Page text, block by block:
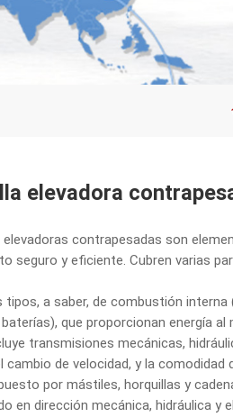
elevadora
contrapesadas son
seguro y eficiente. Cubren varias
tipos, a saber, de combustión
que proporcionan energía al
transmisiones mecánicas,
de velocidad, y la comodidad
por mástiles, horquillas y
en dirección mecánica, hidráulica